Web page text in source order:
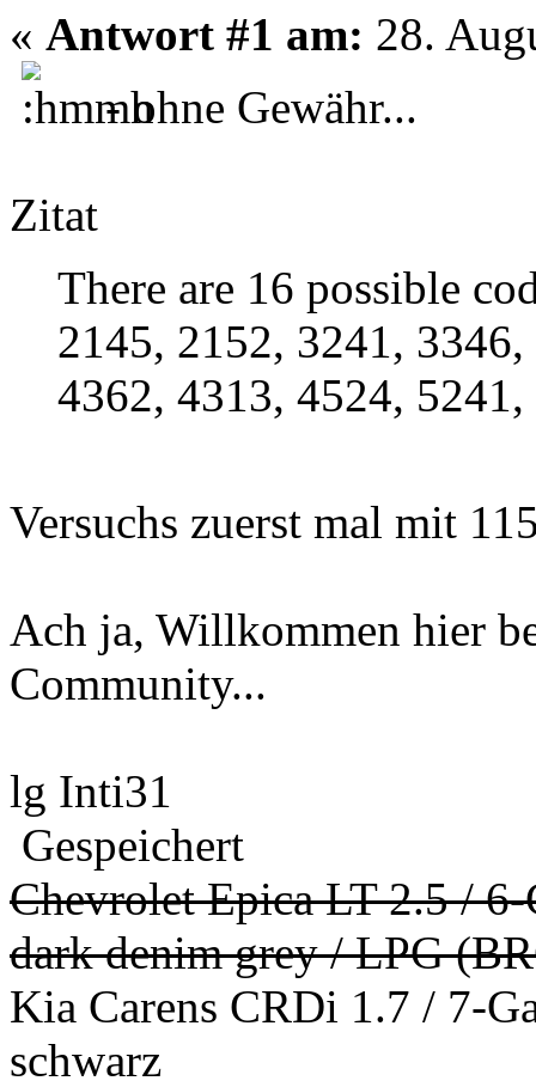
« Antwort #1 am: 28.
- ohne Gewähr...
Zitat
There are 16 possible
2145, 2152, 3241,
4362, 4313, 4524,
Versuchs zuerst mal mit
Ach ja, Willkommen hier
Community...
lg Inti31
Gespeichert
Chevrolet Epica LT 2.5 /
dark denim grey / LPG
Kia Carens CRDi 1.7 / 7-
schwarz